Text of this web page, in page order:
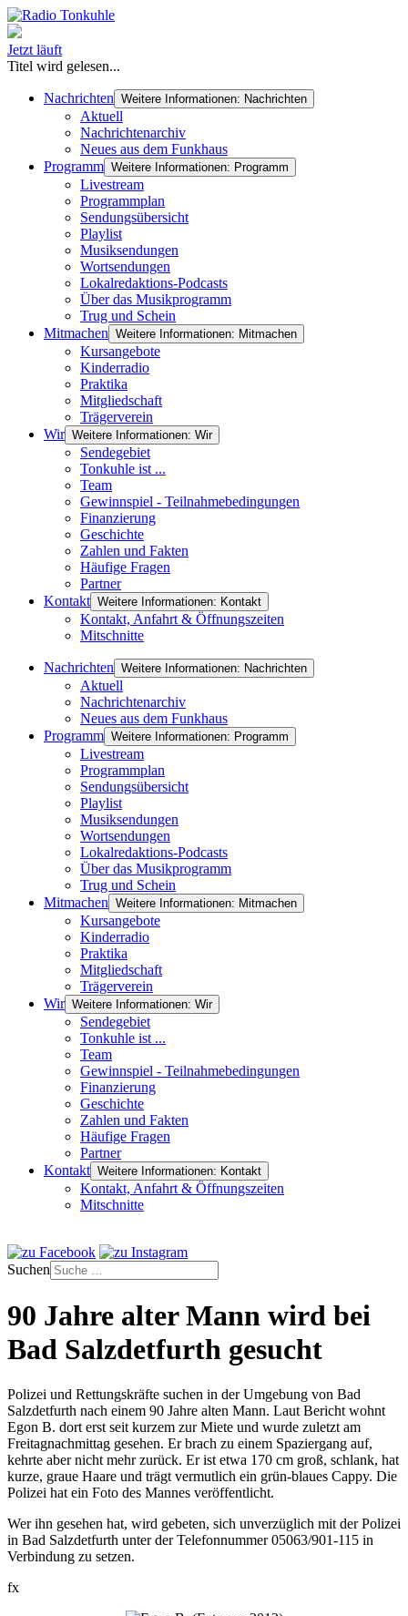
Jetzt läuft
Titel wird gelesen...
Nachrichten Weitere Informationen: Nachrichten
Aktuell
Nachrichtenarchiv
Neues aus dem Funkhaus
Programm Weitere Informationen: Programm
Livestream
Programmplan
Sendungsübersicht
Playlist
Musiksendungen
Wortsendungen
Lokalredaktions-Podcasts
Über das Musikprogramm
Trug und Schein
Mitmachen Weitere Informationen: Mitmachen
Kursangebote
Kinderradio
Praktika
Mitgliedschaft
Trägerverein
Wir Weitere Informationen: Wir
Sendegebiet
Tonkuhle ist ...
Team
Gewinnspiel - Teilnahmebedingungen
Finanzierung
Geschichte
Zahlen und Fakten
Häufige Fragen
Partner
Kontakt Weitere Informationen: Kontakt
Kontakt, Anfahrt & Öffnungszeiten
Mitschnitte
Nachrichten Weitere Informationen: Nachrichten
Aktuell
Nachrichtenarchiv
Neues aus dem Funkhaus
Programm Weitere Informationen: Programm
Livestream
Programmplan
Sendungsübersicht
Playlist
Musiksendungen
Wortsendungen
Lokalredaktions-Podcasts
Über das Musikprogramm
Trug und Schein
Mitmachen Weitere Informationen: Mitmachen
Kursangebote
Kinderradio
Praktika
Mitgliedschaft
Trägerverein
Wir Weitere Informationen: Wir
Sendegebiet
Tonkuhle ist ...
Team
Gewinnspiel - Teilnahmebedingungen
Finanzierung
Geschichte
Zahlen und Fakten
Häufige Fragen
Partner
Kontakt Weitere Informationen: Kontakt
Kontakt, Anfahrt & Öffnungszeiten
Mitschnitte
Suchen
90 Jahre alter Mann wird bei
Bad Salzdetfurth gesucht
Polizei und Rettungskräfte suchen in der Umgebung von Bad
Salzdetfurth nach einem 90 Jahre alten Mann. Laut Bericht wohnt
Egon B. dort erst seit kurzem zur Miete und wurde zuletzt am
Freitagnachmittag gesehen. Er brach zu einem Spaziergang auf,
kehrte aber nicht mehr zurück. Er ist etwa 170 cm groß, schlank, hat
kurze, graue Haare und trägt vermutlich ein grün-blaues Cappy. Die
Polizei hat ein Foto des Mannes veröffentlicht.
Wer ihn gesehen hat, wird gebeten, sich unverzüglich mit der Polizei
in Bad Salzdetfurth unter der Telefonnummer 05063/901-115 in
Verbindung zu setzen.
fx